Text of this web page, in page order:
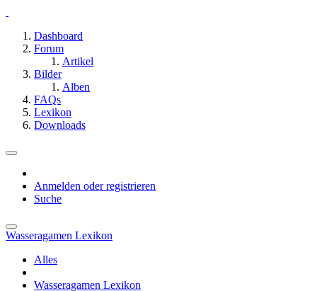
Dashboard
Forum
Artikel
Bilder
Alben
FAQs
Lexikon
Downloads
Anmelden oder registrieren
Suche
Wasseragamen Lexikon
Alles
Wasseragamen Lexikon